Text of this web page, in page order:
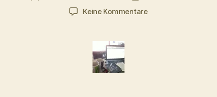
Keine Kommentarezu